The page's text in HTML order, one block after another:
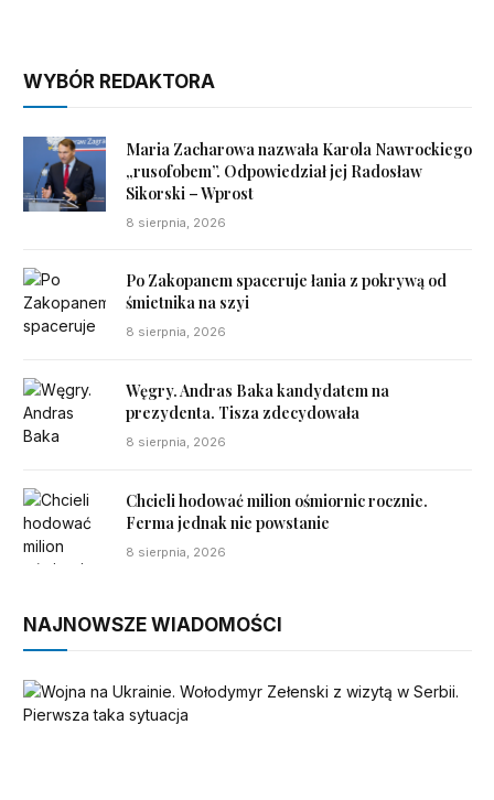
WYBÓR REDAKTORA
Maria Zacharowa nazwała Karola Nawrockiego
„rusofobem”. Odpowiedział jej Radosław
Sikorski – Wprost
8 sierpnia, 2026
Po Zakopanem spaceruje łania z pokrywą od
śmietnika na szyi
8 sierpnia, 2026
Węgry. Andras Baka kandydatem na
prezydenta. Tisza zdecydowała
8 sierpnia, 2026
Chcieli hodować milion ośmiornic rocznie.
Ferma jednak nie powstanie
8 sierpnia, 2026
NAJNOWSZE WIADOMOŚCI